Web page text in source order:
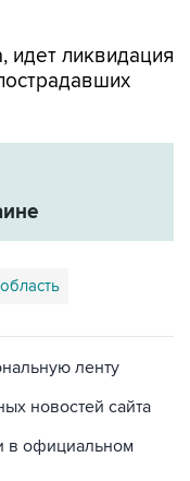
ликвидация
ленту
новостей сайта
в официальном